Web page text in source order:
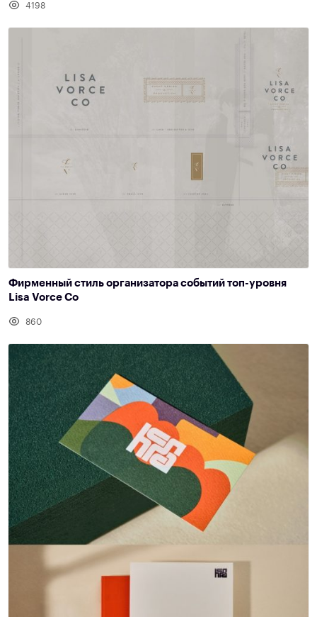
4198
Фирменный стиль организатора событий топ-уровня
Lisa Vorce Co
860